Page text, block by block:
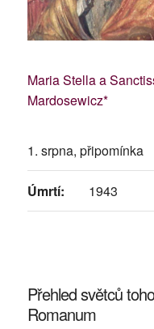
Maria Stella a
Mardosewicz*
1. srpna, připomínka
Úmrtí: 1943
Přehled světců
Romanum